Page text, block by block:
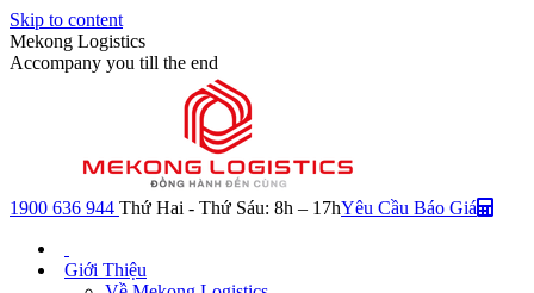
Skip to content
Mekong Logistics
Accompany you till the end
1900 636 944 Thứ Hai - Thứ Sáu: 8h – 17hYêu Cầu Báo Giá
Giới Thiệu